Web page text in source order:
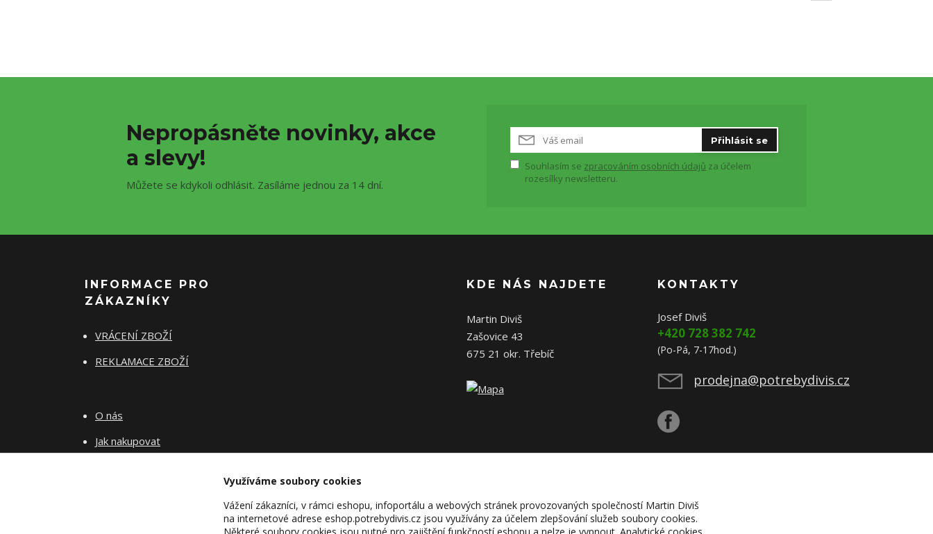
Nepropásněte novinky, akce
a slevy!
Můžete se kdykoli odhlásit. Zasíláme jednou za 14 dní.
Přihlásit se
Souhlasím se zpracováním osobních údajů za účelem
rozesílky newsletteru.
INFORMACE PRO
ZÁKAZNÍKY
VRÁCENÍ ZBOŽÍ
REKLAMACE ZBOŽÍ
O nás
Jak nakupovat
KDE NÁS NAJDETE
Martin Diviš
Zašovice 43
675 21 okr. Třebíč
KONTAKTY
Josef Diviš
+420 728 382 742
(Po-Pá, 7-17hod.)
prodejna@potrebydivis.cz
Využíváme soubory cookies
Vážení zákazníci, v rámci eshopu, infoportálu a webových stránek provozovaných společností Martin Diviš
na internetové adrese eshop.potrebydivis.cz jsou využívány za účelem zlepšování služeb soubory cookies.